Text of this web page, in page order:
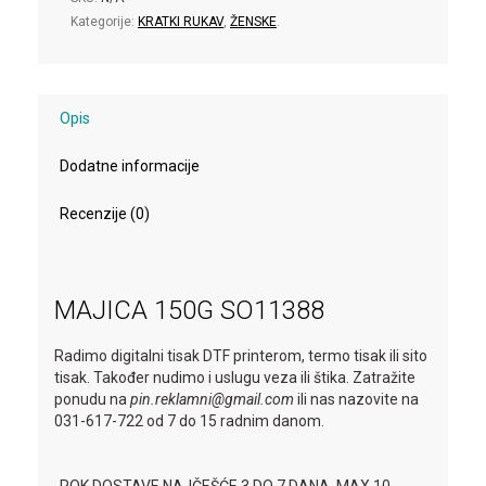
Kategorije: KRATKI RUKAV, ŽENSKE
Opis
Dodatne informacije
Recenzije (0)
MAJICA 150G SO11388
Radimo digitalni tisak DTF printerom, termo tisak ili sito
tisak. Također nudimo i uslugu veza ili štika. Zatražite
ponudu na pin.reklamni@gmail.com ili nas nazovite na
031-617-722 od 7 do 15 radnim danom.